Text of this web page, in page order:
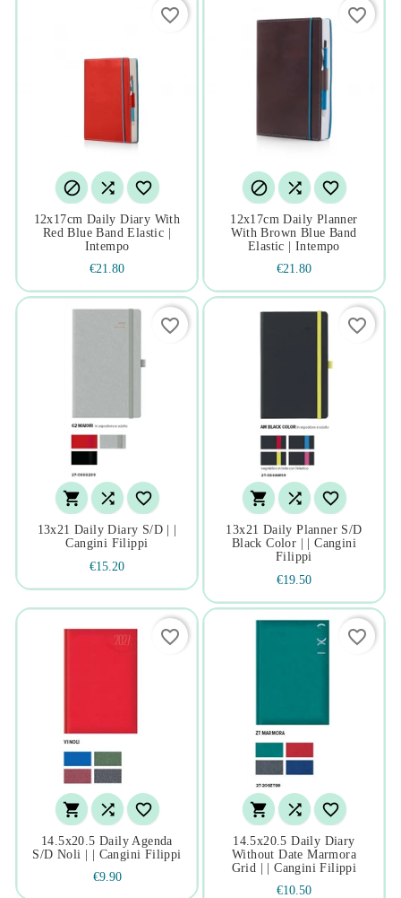
  
12x17cm Daily Diary With
Red Blue Band Elastic |
Intempo
€21.80
favorite_border
  
12x17cm Daily Planner
With Brown Blue Band
Elastic | Intempo
€21.80
favorite_border
  
13x21 Daily Diary S/d | |
Cangini Filippi
€15.20
favorite_border
  
13x21 Daily Planner S/d
Black Color | | Cangini
Filippi
€19.50
favorite_border
  
14.5x20.5 Daily Agenda
S/d Noli | | Cangini Filippi
€9.90
favorite_border
  
14.5x20.5 Daily Diary
Without Date Marmora
Grid | | Cangini Filippi
€10.50
favorite_border